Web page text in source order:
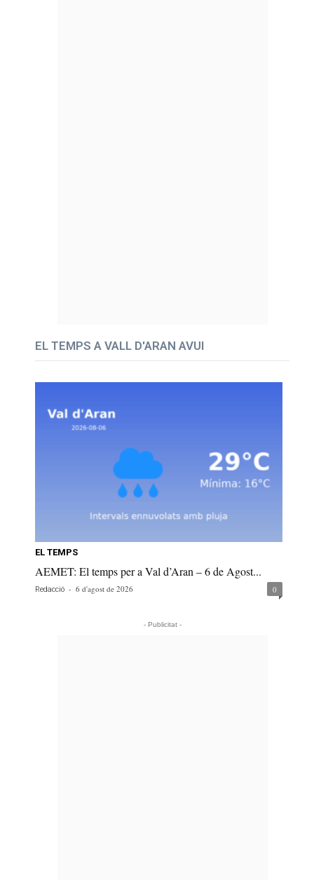
EL TEMPS A VALL D'ARAN AVUI
EL TEMPS
AEMET: El temps per a Val d’Aran – 6 de Agost...
Redacció - 6 d'agost de 2026 0
- Publicitat -